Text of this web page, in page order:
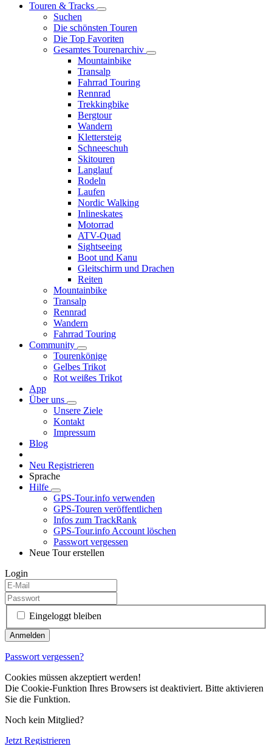
Touren & Tracks
Suchen
Die schönsten Touren
Die Top Favoriten
Gesamtes Tourenarchiv
Mountainbike
Transalp
Fahrrad Touring
Rennrad
Trekkingbike
Bergtour
Wandern
Klettersteig
Schneeschuh
Skitouren
Langlauf
Rodeln
Laufen
Nordic Walking
Inlineskates
Motorrad
ATV-Quad
Sightseeing
Boot und Kanu
Gleitschirm und Drachen
Reiten
Mountainbike
Transalp
Rennrad
Wandern
Fahrrad Touring
Community
Tourenkönige
Gelbes Trikot
Rot weißes Trikot
App
Über uns
Unsere Ziele
Kontakt
Impressum
Blog
Neu Registrieren
Sprache
Hilfe
GPS-Tour.info verwenden
GPS-Touren veröffentlichen
Infos zum TrackRank
GPS-Tour.info Account löschen
Passwort vergessen
Neue Tour erstellen
Login
Eingeloggt bleiben
Passwort vergessen?
Cookies müssen akzeptiert werden!
Die Cookie-Funktion Ihres Browsers ist deaktiviert. Bitte aktivieren
Sie die Funktion.
Noch kein Mitglied?
Jetzt Registrieren